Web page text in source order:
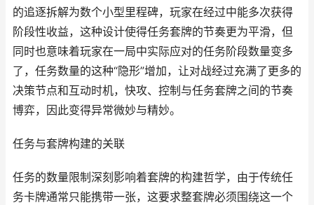
的追逐拆解为数个小型里程碑，玩家在经过中能多次获得
阶段性收益，这种设计使得任务套牌的节奏更为平滑，但
同时也意味着玩家在一局中实际应对的任务阶段数量变多
了，任务数量的这种“隐形”增加，让对战经过充满了更多的
决策节点和互动时机，快攻、控制与任务套牌之间的节奏
博弈，因此变得异常微妙与精妙。
任务与套牌构建的关联
任务的数量限制深刻影响着套牌的构建哲学，由于传统任
务卡牌通常只能携带一张，这要求整套牌必须围绕这一个